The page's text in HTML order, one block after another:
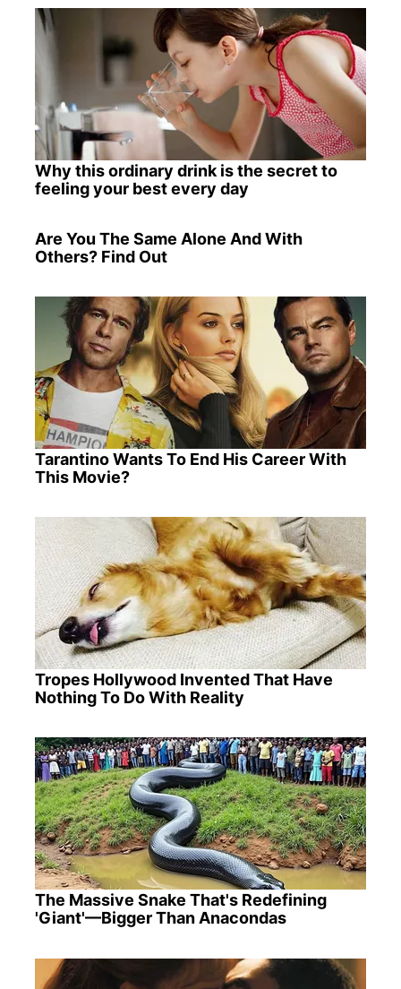
Why this ordinary drink is the secret to
feeling your best every day
Are You The Same Alone And With
Others? Find Out
Tarantino Wants To End His Career With
This Movie?
Tropes Hollywood Invented That Have
Nothing To Do With Reality
The Massive Snake That's Redefining
'Giant'—Bigger Than Anacondas